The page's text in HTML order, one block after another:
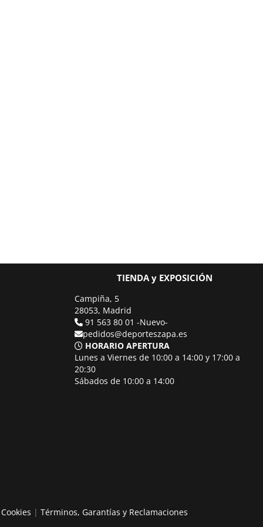
TIENDA y EXPOSICIÓN
Campiña, 5
28053, Madrid
91 563 80 01 -Nuevo-
pedidos@deporteszapa.es
HORARIO APERTURA
Lunes a Viernes de 10:00 a 14:00 y 17:00 a
20:30
Sábados de 10:00 a 14:00
| Términos, Garantías y Reclamaciones